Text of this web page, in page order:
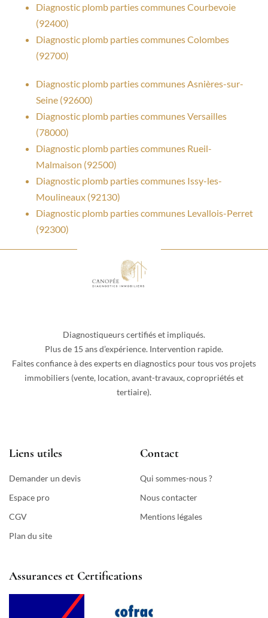
Diagnostic plomb parties communes Courbevoie
(92400)
Diagnostic plomb parties communes Colombes
(92700)
Diagnostic plomb parties communes Asnières-sur-
Seine (92600)
Diagnostic plomb parties communes Versailles
(78000)
Diagnostic plomb parties communes Rueil-
Malmaison (92500)
Diagnostic plomb parties communes Issy-les-
Moulineaux (92130)
Diagnostic plomb parties communes Levallois-Perret
(92300)
Diagnostiqueurs certifiés et impliqués.
Plus de 15 ans d’expérience. Intervention rapide.
Faites confiance à des experts en diagnostics pour tous vos projets
immobiliers (vente, location, avant-travaux, copropriétés et
tertiaire).
Liens utiles
Demander un devis
Espace pro
CGV
Plan du site
Contact
Qui sommes-nous ?
Nous contacter
Mentions légales
Assurances et Certifications